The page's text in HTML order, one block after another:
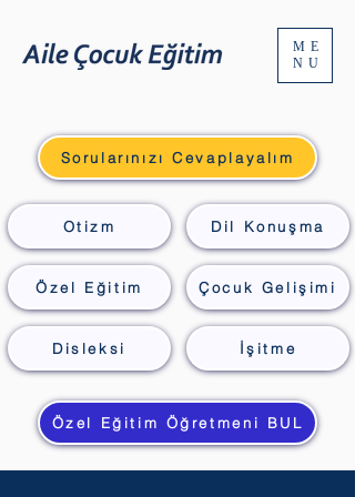
ME
NU
Özel Eğitim Öğretmeni BUL
Sorularınızı Cevaplayalım
Dil Konuşma
Özel Eğitim
Disleksi İşitme
Çocuk Gelişimi
Otizm